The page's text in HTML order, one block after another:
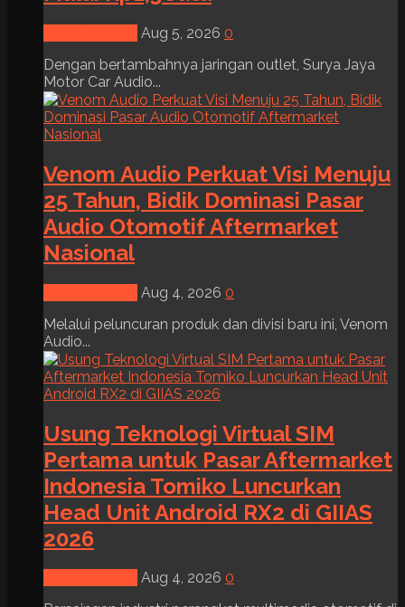
Aug 5, 2026 0
Dengan bertambahnya jaringan outlet, Surya Jaya
Motor Car Audio...
Venom Audio Perkuat Visi Menuju
25 Tahun, Bidik Dominasi Pasar
Audio Otomotif Aftermarket
Nasional
Aug 4, 2026 0
Melalui peluncuran produk dan divisi baru ini, Venom
Audio...
Usung Teknologi Virtual SIM
Pertama untuk Pasar Aftermarket
Indonesia Tomiko Luncurkan
Head Unit Android RX2 di GIIAS
2026
Aug 4, 2026 0